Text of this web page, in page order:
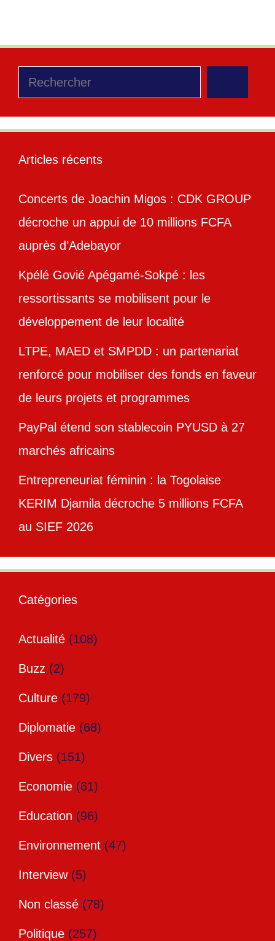
Rechercher
Articles récents
Concerts de Joachin Migos : CDK GROUP
décroche un appui de 10 millions FCFA
auprès d’Adebayor
Kpélé Govié Apégamé-Sokpé : les
ressortissants se mobilisent pour le
développement de leur localité
LTPE, MAED et SMPDD : un partenariat
renforcé pour mobiliser des fonds en faveur
de leurs projets et programmes
PayPal étend son stablecoin PYUSD à 27
marchés africains
Entrepreneuriat féminin : la Togolaise
KERIM Djamila décroche 5 millions FCFA
au SIEF 2026
Catégories
Actualité (108)
Buzz (2)
Culture (179)
Diplomatie (68)
Divers (151)
Economie (61)
Education (96)
Environnement (47)
Interview(5)
Non classé (78)
Politique (257)